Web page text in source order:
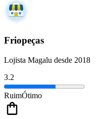
Friopeças
Lojista Magalu desde 2018
3.2
RuimÓtimo